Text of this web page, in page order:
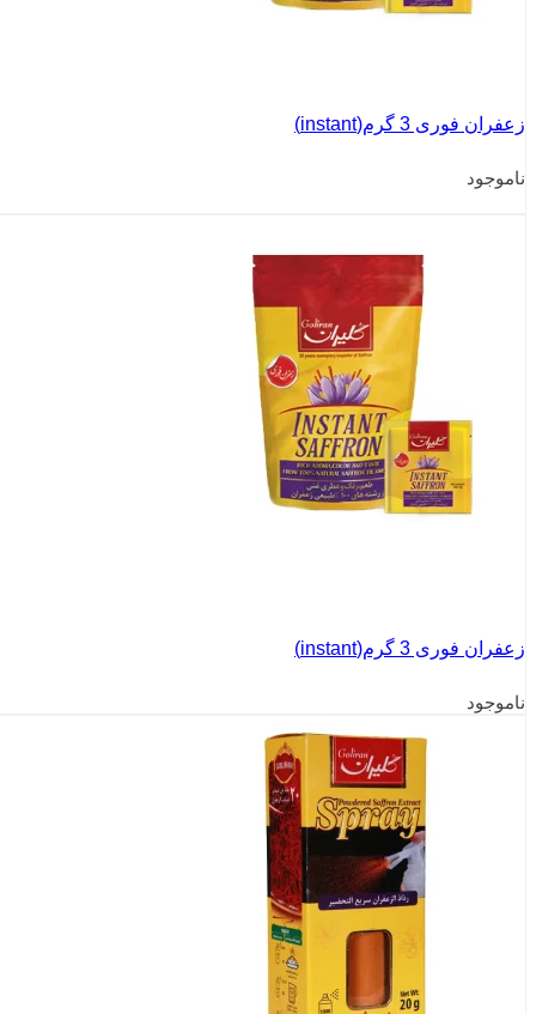
زعفران فوری 3 گرم(instant)
ناموجود
زعفران فوری 3 گرم(instant)
ناموجود